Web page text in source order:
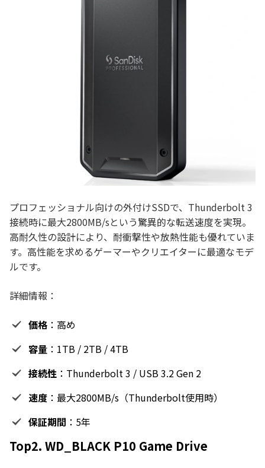
プロフェッショナル向けの外付けSSDで、Thunderbolt 3
接続時に最大2800MB/sという驚異的な転送速度を実現。
高耐久性の設計により、耐衝撃性や放熱性能も優れていま
す。高性能を求めるゲーマーやクリエイターに最適なモデ
ルです。
詳細情報：
価格 ：高め
容量 ：1TB / 2TB / 4TB
接続性 ：Thunderbolt 3 / USB 3.2 Gen 2
速度 ：最大2800MB/s（Thunderbolt使用時）
保証期間 ：5年
Top2. WD_BLACK P10 Game Drive